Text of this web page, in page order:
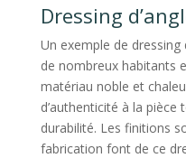
Dressing
Un exemple de dressing
de nombreux habitants
matériau noble et
d’authenticité à la
durabilité. Les finitions
fabrication font de ce